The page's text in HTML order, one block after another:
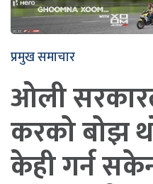
प्रमुख समाचार
ओली
करको बोझ
केही गर्न